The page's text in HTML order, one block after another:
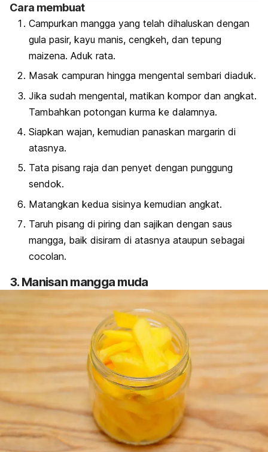
Cara membuat
Campurkan mangga yang telah dihaluskan dengan
gula pasir, kayu manis, cengkeh, dan tepung
maizena. Aduk rata.
Masak campuran hingga mengental sembari diaduk.
Jika sudah mengental, matikan kompor dan angkat.
Tambahkan potongan kurma ke dalamnya.
Siapkan wajan, kemudian panaskan margarin di
atasnya.
Tata pisang raja dan penyet dengan punggung
sendok.
Matangkan kedua sisinya kemudian angkat.
Taruh pisang di piring dan sajikan dengan saus
mangga, baik disiram di atasnya ataupun sebagai
cocolan.
3. Manisan mangga muda